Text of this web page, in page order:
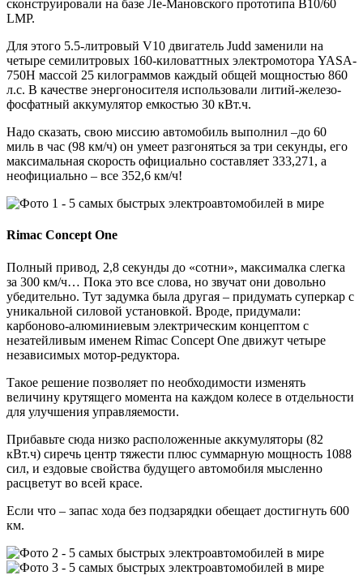
сконструировали на базе Ле-Мановского прототипа B10/60
LMP.
Для этого 5.5-литровый V10 двигатель Judd заменили на
четыре семилитровых 160-киловаттных электромотора YASA-
750H массой 25 килограммов каждый общей мощностью 860
л.с. В качестве энергоносителя использовали литий-железо-
фосфатный аккумулятор емкостью 30 кВт.ч.
Надо сказать, свою миссию автомобиль выполнил –до 60
миль в час (98 км/ч) он умеет разгоняться за три секунды, его
максимальная скорость официально составляет 333,271, а
неофициально – все 352,6 км/ч!
Rimac Concept One
Полный привод, 2,8 секунды до «сотни», максималка слегка
за 300 км/ч… Пока это все слова, но звучат они довольно
убедительно. Тут задумка была другая – придумать суперкар с
уникальной силовой установкой. Вроде, придумали:
карбоново-алюминиевым электрическим концептом с
незатейливым именем Rimac Concept One движут четыре
независимых мотор-редуктора.
Такое решение позволяет по необходимости изменять
величину крутящего момента на каждом колесе в отдельности
для улучшения управляемости.
Прибавьте сюда низко расположенные аккумуляторы (82
кВт.ч) сиречь центр тяжести плюс суммарную мощность 1088
сил, и ездовые свойства будущего автомобиля мысленно
расцветут во всей красе.
Если что – запас хода без подзарядки обещает достигнуть 600
км.